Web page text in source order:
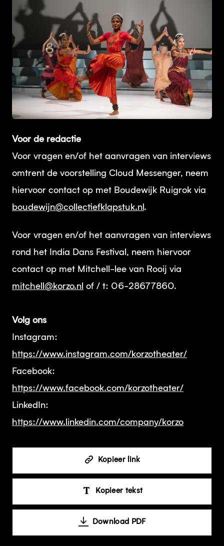
Voor de redactie
Voor vragen en/of het aanvragen van interviews
omtrent de voorstelling Cloud Messenger, neem
hiervoor contact op met Boudewijk Ruigrok via
boudewijn@collectiefklapstuk.nl .
Voor vragen en/of het aanvragen van interviews
rond het India Dans Festival, neem hiervoor
contact op met Mitchell-lee van Rooij via
mitchell@korzo.nl of / t: 06-28677860.
Volg ons
Instagram:
https://www.instagram.com/korzotheater/
Facebook:
https://www.facebook.com/korzotheater/
LinkedIn:
https://www.linkedin.com/company/korzo
Kopieer link
Kopieer tekst
Download PDF